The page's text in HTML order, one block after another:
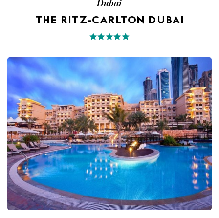
Dubai
THE RITZ-CARLTON DUBAI